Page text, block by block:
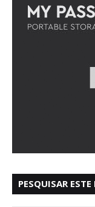
PESQUISAR ESTE